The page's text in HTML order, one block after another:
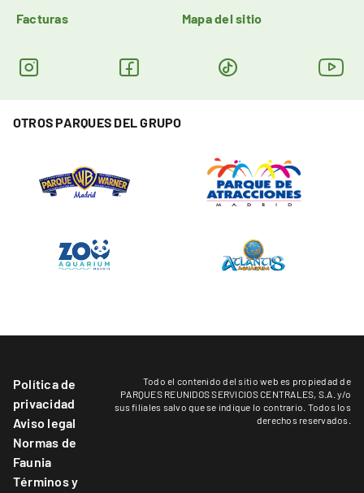
Facturas Mapa del sitio
OTROS PARQUES DEL GRUPO
Política de
privacidad
Aviso legal
Normas de
Faunia
Términos y
Todo el contenido del sitio web es propiedad de
PARQUES REUNIDOS SERVICIOS CENTRALES, S.A. y/o
sus filiales salvo que se indique lo contrario. Todos los
derechos reservados.